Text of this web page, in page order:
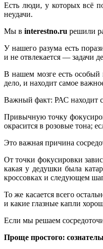
Есть люди, у которых всё
неудачи.
Мы в interestno.ru решили
У нашего разума есть
и не отвлекается — задачи
В нашем мозге есть особый
дело, и находит самое
Важный факт: РАС находит
Привычную точку
окрасится в розовые тона;
Это важная причина
От точки фокусировки
какая у дедушки была
кроссовках и следующем
То же касается всего
и какие глазные капли
Если мы решаем
Проще простого: